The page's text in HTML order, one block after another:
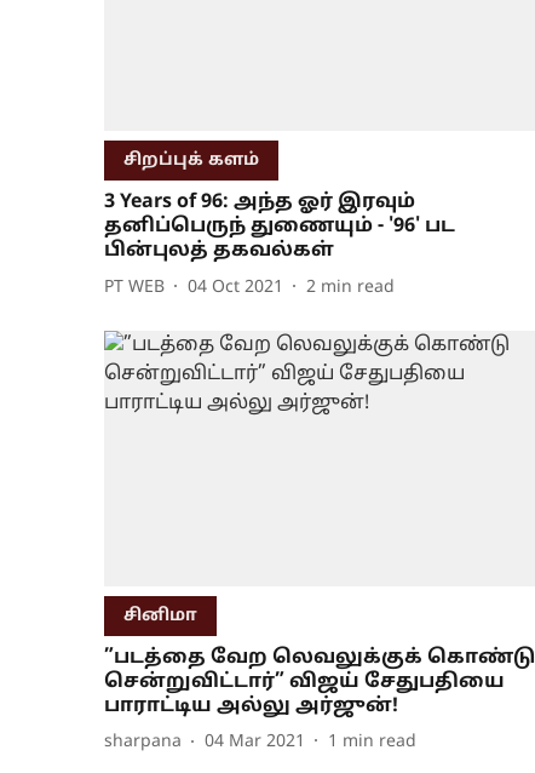
சிறப்புக் களம்
3 Years of 96: அந்த ஓர் இரவும்
தனிப்பெருந் துணையும் - '96' பட
பின்புலத் தகவல்கள்
PT WEB 04 Oct 2021 2 min read
சினிமா
”படத்தை வேற லெவலுக்குக் கொண்டு
சென்றுவிட்டார்” விஜய் சேதுபதியை
பாராட்டிய அல்லு அர்ஜுன்!
sharpana 04 Mar 2021 1 min read